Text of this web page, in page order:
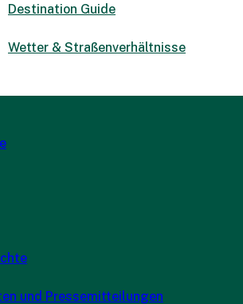
Destination Guide
Wetter & Straßenverhältnisse
und Pressemitteilungen